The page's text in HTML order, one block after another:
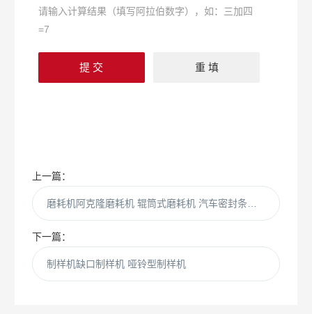
请输入计算结果（填写阿拉伯数字），如：三加四
=7
上一篇：
下一篇：
制样机缺口制样机 哑铃型制样机